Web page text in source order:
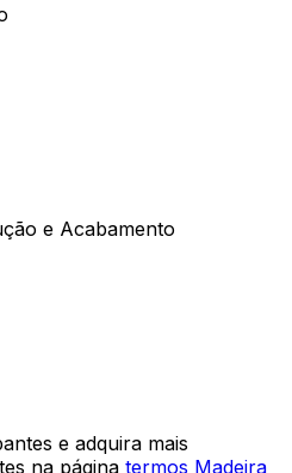
e Acabamento
e adquira mais
na página termos Madeira